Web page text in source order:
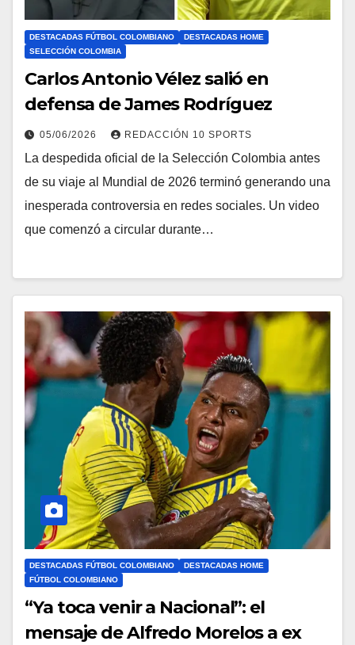
DESTACADAS FÚTBOL COLOMBIANO
DESTACADAS HOME
SELECCIÓN COLOMBIA
Carlos Antonio Vélez salió en
defensa de James Rodríguez
05/06/2026 REDACCIÓN 10 SPORTS
La despedida oficial de la Selección Colombia antes
de su viaje al Mundial de 2026 terminó generando una
inesperada controversia en redes sociales. Un video
que comenzó a circular durante…
DESTACADAS FÚTBOL COLOMBIANO
DESTACADAS HOME
FÚTBOL COLOMBIANO
“Ya toca venir a Nacional”: el
mensaje de Alfredo Morelos a ex